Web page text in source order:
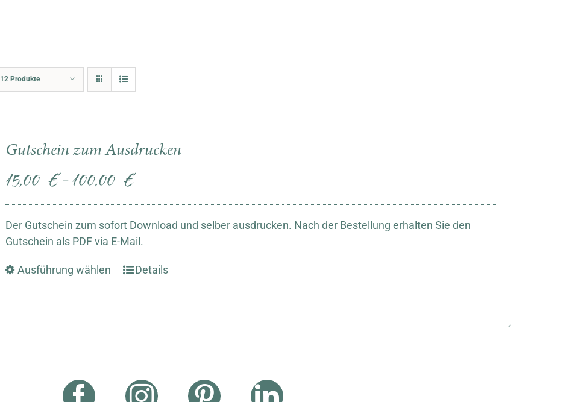
12 Produkte
Gutschein zum Ausdrucken
15,00€ – 100,00€
Der Gutschein zum sofort Download und selber ausdrucken. Nach der Bestellung erhalten Sie den
Gutschein als PDF via E-Mail.
Ausführung wählen Details